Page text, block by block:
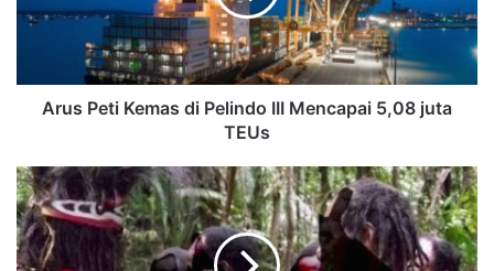
Arus Peti Kemas di Pelindo III Mencapai 5,08 juta
TEUs